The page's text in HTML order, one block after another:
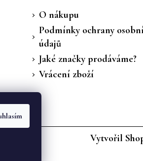
O nákupu
Podmínky ochrany
údajů
Jaké značky prodáváme?
Vrácení zboží
Vytvořil